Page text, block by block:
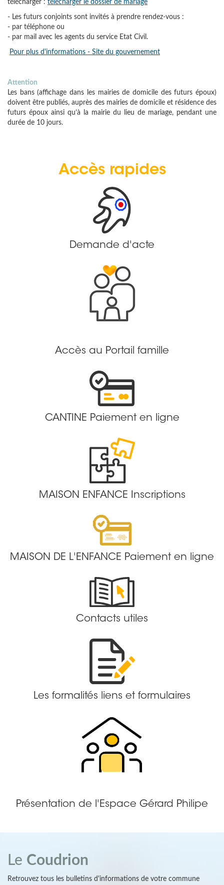
télécharger : télécharger le dossier de mariage
- Les futurs conjoints sont invités à prendre rendez-vous :
- par téléphone ou
- par mail avec les agents du service Etat Civil.
Pour plus d'informations - Site du gouvernement
Attention
Les bans (affichage dans les mairies de domicile des futurs époux)
doivent être publiés, auprès des mairies de domicile et résidence des
futurs époux ainsi qu’à la mairie du lieu de mariage, pendant une
durée de 10 jours.
Accès rapides
Demande d'acte
Accès au Portail famille
CANTINE Paiement en ligne
MAISON ENFANCE Inscriptions
MAISON DE L'ENFANCE Paiement en ligne
Contacts utiles
Les formalités liens et formulaires
Présentation de l'Espace Gérard Philipe
Le Coudrion
Retrouvez tous les bulletins d'informations de votre commune